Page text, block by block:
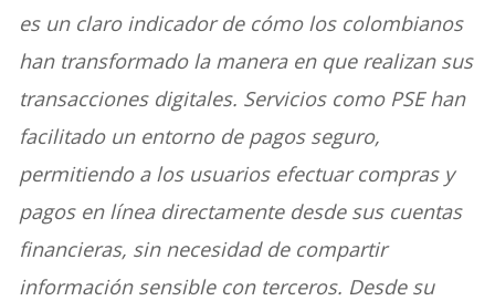
es un claro indicador de cómo los colombianos
han transformado la manera en que realizan sus
transacciones digitales. Servicios como PSE han
facilitado un entorno de pagos seguro,
permitiendo a los usuarios efectuar compras y
pagos en línea directamente desde sus cuentas
financieras, sin necesidad de compartir
información sensible con terceros. Desde su